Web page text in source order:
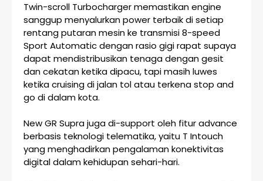
Twin-scroll Turbocharger memastikan engine
sanggup menyalurkan power terbaik di setiap
rentang putaran mesin ke transmisi 8-speed
Sport Automatic dengan rasio gigi rapat supaya
dapat mendistribusikan tenaga dengan gesit
dan cekatan ketika dipacu, tapi masih luwes
ketika cruising di jalan tol atau terkena stop and
go di dalam kota.
New GR Supra juga di-support oleh fitur advance
berbasis teknologi telematika, yaitu T Intouch
yang menghadirkan pengalaman konektivitas
digital dalam kehidupan sehari-hari.